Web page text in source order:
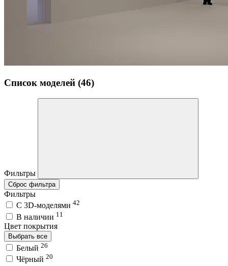
Список моделей (46)
Фильтры
Сброс фильтра
Фильтры
C 3D-моделями 42
В наличии 11
Цвет покрытия
Выбрать все
Белый 26
Чёрный 20